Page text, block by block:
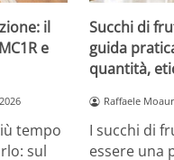
il
e
tempo
sul
Succhi di
guida
quantità,
Raffaele
I succhi di
essere una